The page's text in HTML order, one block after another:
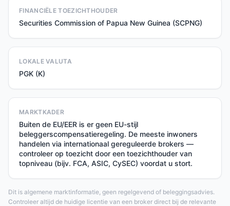
FINANCIËLE TOEZICHTHOUDER
Securities Commission of Papua New Guinea (SCPNG)
LOKALE VALUTA
PGK (K)
MARKTKADER
Buiten de EU/EER is er geen EU-stijl
beleggerscompensatieregeling. De meeste inwoners
handelen via internationaal gereguleerde brokers —
controleer op toezicht door een toezichthouder van
topniveau (bijv. FCA, ASIC, CySEC) voordat u stort.
Dit is algemene marktinformatie, geen regelgevend of beleggingsadvies.
Controleer altijd de huidige licentie van een broker direct bij de relevante